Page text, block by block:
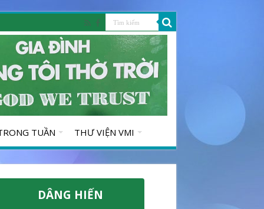
TUẦN THƯ VIỆN VMI
DÂNG HIẾN